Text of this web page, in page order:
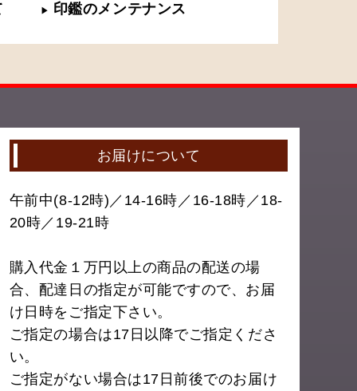
▶︎ 印鑑のメンテナンス
お届けについて
午前中(8-12時)／14-16時／16-18時／18-
20時／19-21時
購入代金１万円以上の商品の配送の場
合、配達日の指定が可能ですので、お届
け日時をご指定下さい。
ご指定の場合は17日以降でご指定くださ
い。
ご指定がない場合は17日前後でのお届け